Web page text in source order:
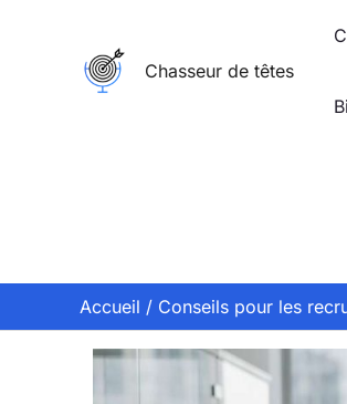
Chasseur de têtes
Accueil Conseils pour les